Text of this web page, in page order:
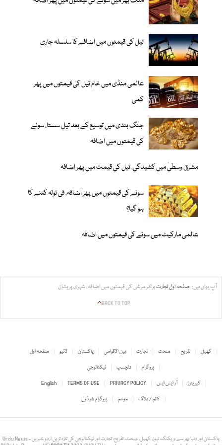
تیل کی قیمتوں میں اضافے کا سلسلہ جاری
عالمی منڈی میں خام تیل کی قیمتوں میں پھر
کمی
جنگ بندی میں توسیع کے بعد تیل سستا، سونے
کی قیمتوں میں اضافہ
مشرق وسطیٰ میں کشیدگی، تیل کی قیمت میں پھر اضافہ
سونے کی قیمتوں میں پھر اضافہ، فی تولہ کتنے کا
ہو گیا؟
عالمی مارکیٹ میں سونے کی قیمتوں میں اضافہ
آپ یہاں ہیں: صفحہ اولتجارتبرائلر مرغی کی قیمتوں میں اضافہ، شہری پریشان
BACK TO TOP
صفحہ اول لائیو پاکستان بین الاقوامی تجارت صحت تفریح
کھیل
ٹیکنالوجی
دلچسپ
پروگرام
English
TERMS OF USE PRIVACY POLICY آر ایس ایس
کیریئرز
پروگرام شیڈول
موسم کالم / بلاگ
Urdu News - پاکستان اور دنیا بھر سے بریکنگ نیوز، کھیل، صحت، تفریح، تجارت اور ٹیکنالوجی کی تازہ ترین اردو خبریں